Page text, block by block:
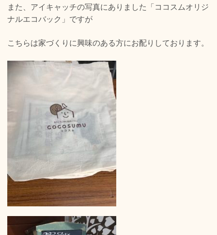
また、アイキャッチの写真にありました「ココスムオリジ
ナルエコバック」ですが
こちらは家づくりに興味のある方にお配りしております。